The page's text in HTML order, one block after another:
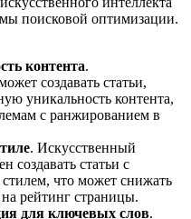
поисковой оптимизации.
контента.
создавать статьи,
уникальность контента,
с ранжированием в
. Искусственный
создавать статьи с
что может снижать
на рейтинг страницы.
для ключевых слов.